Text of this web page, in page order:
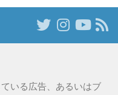
いる広告、あるいはブ